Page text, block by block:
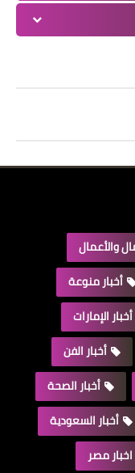
والأعمال
أخبار منوعة
أخبار الإمارات
أخبار الفن
أخبار الصحة
أخبار السعودية
اخبار مصر